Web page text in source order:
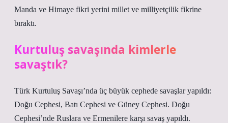
Manda ve Himaye fikri yerini millet ve milliyetçilik fikrine
bıraktı.
Kurtuluş savaşında kimlerle
savaştık?
Türk Kurtuluş Savaşı’nda üç büyük cephede savaşlar yapıldı:
Doğu Cephesi, Batı Cephesi ve Güney Cephesi. Doğu
Cephesi’nde Ruslara ve Ermenilere karşı savaş yapıldı.